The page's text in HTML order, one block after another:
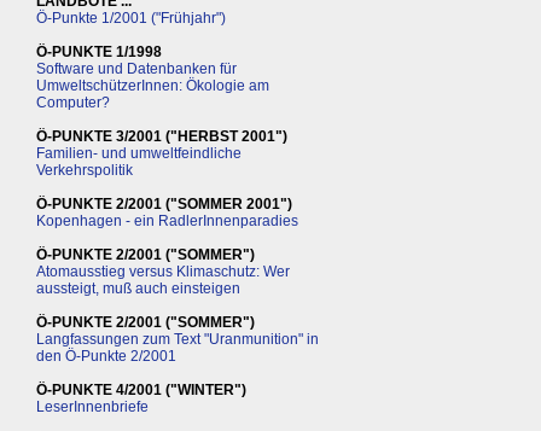
Ö-Punkte 1/2001 ("Frühjahr")
Ö-PUNKTE 1/1998
Software und Datenbanken für
UmweltschützerInnen: Ökologie am
Computer?
Ö-PUNKTE 3/2001 ("HERBST 2001")
Familien- und umweltfeindliche
Verkehrspolitik
Ö-PUNKTE 2/2001 ("SOMMER 2001")
Kopenhagen - ein RadlerInnenparadies
Ö-PUNKTE 2/2001 ("SOMMER")
Atomausstieg versus Klimaschutz: Wer
aussteigt, muß auch einsteigen
Ö-PUNKTE 2/2001 ("SOMMER")
Langfassungen zum Text "Uranmunition" in
den Ö-Punkte 2/2001
Ö-PUNKTE 4/2001 ("WINTER")
LeserInnenbriefe